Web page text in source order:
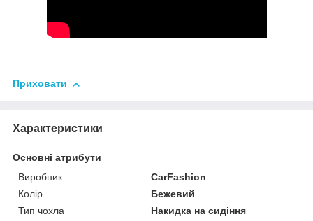
Приховати
Характеристики
Основні атрибути
Виробник
CarFashion
Колір
Бежевий
Тип чохла
Накидка на сидіння